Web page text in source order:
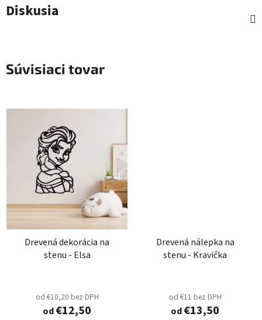
Diskusia
Súvisiaci tovar
Drevená dekorácia na
stenu - Elsa
od €10,20 bez DPH
od€12,50
Drevená nálepka na
stenu - Kravička
od €11 bez DPH
od€13,50